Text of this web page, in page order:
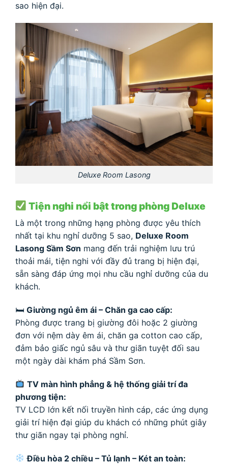
sao hiện đại.
Deluxe Room Lasong
Tiện nghi nổi bật trong phòng Deluxe
Là một trong những hạng phòng được yêu thích
nhất tại khu nghỉ dưỡng 5 sao, Deluxe Room
Lasong Sầm Sơn mang đến trải nghiệm lưu trú
thoải mái, tiện nghi với đầy đủ trang bị hiện đại,
sẵn sàng đáp ứng mọi nhu cầu nghỉ dưỡng của du
khách.
🛏 Giường ngủ êm ái – Chăn ga cao cấp:
Phòng được trang bị giường đôi hoặc 2 giường
đơn với nệm dày êm ái, chăn ga cotton cao cấp,
đảm bảo giấc ngủ sâu và thư giãn tuyệt đối sau
một ngày dài khám phá Sầm Sơn.
TV màn hình phẳng & hệ thống giải trí đa
phương tiện:
TV LCD lớn kết nối truyền hình cáp, các ứng dụng
giải trí hiện đại giúp du khách có những phút giây
thư giãn ngay tại phòng nghỉ.
Điều hòa 2 chiều – Tủ lạnh – Két an toàn: